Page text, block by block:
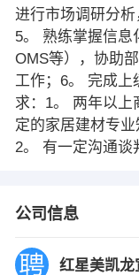
进行市场调研分析
5。 熟练掌握信息
OMS等），协助
工作；6。 完成上
求：1。 两年以上
定的家居建材专业
2。 有一定沟通谈
公司信息
红星美凯龙